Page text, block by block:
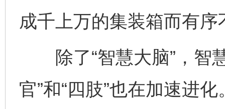
成千上万的集装箱而有序
除了“智慧大脑”，智
官”和“四肢”也在加速进